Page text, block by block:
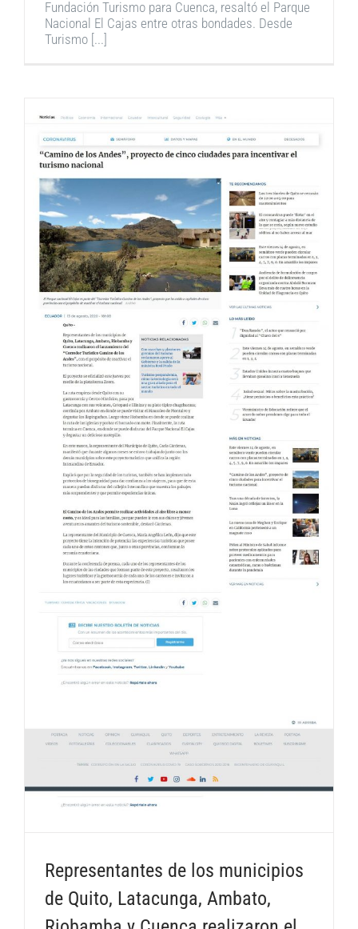
Fundación Turismo para Cuenca, resaltó el Parque
Nacional El Cajas entre otras bondades. Desde
Turismo [...]
Representantes de los municipios
de Quito, Latacunga, Ambato,